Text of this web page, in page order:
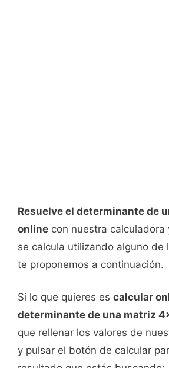
Resuelve el determinante de
online con nuestra calculadora
se calcula utilizando alguno de
te proponemos a continuación.
Si lo que quieres es calcular
determinante de una matriz
que rellenar los valores de
y pulsar el botón de calcular